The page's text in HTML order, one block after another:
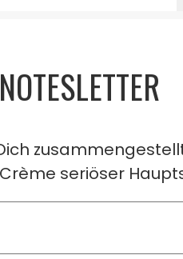
NOTESLETTER
seriöser